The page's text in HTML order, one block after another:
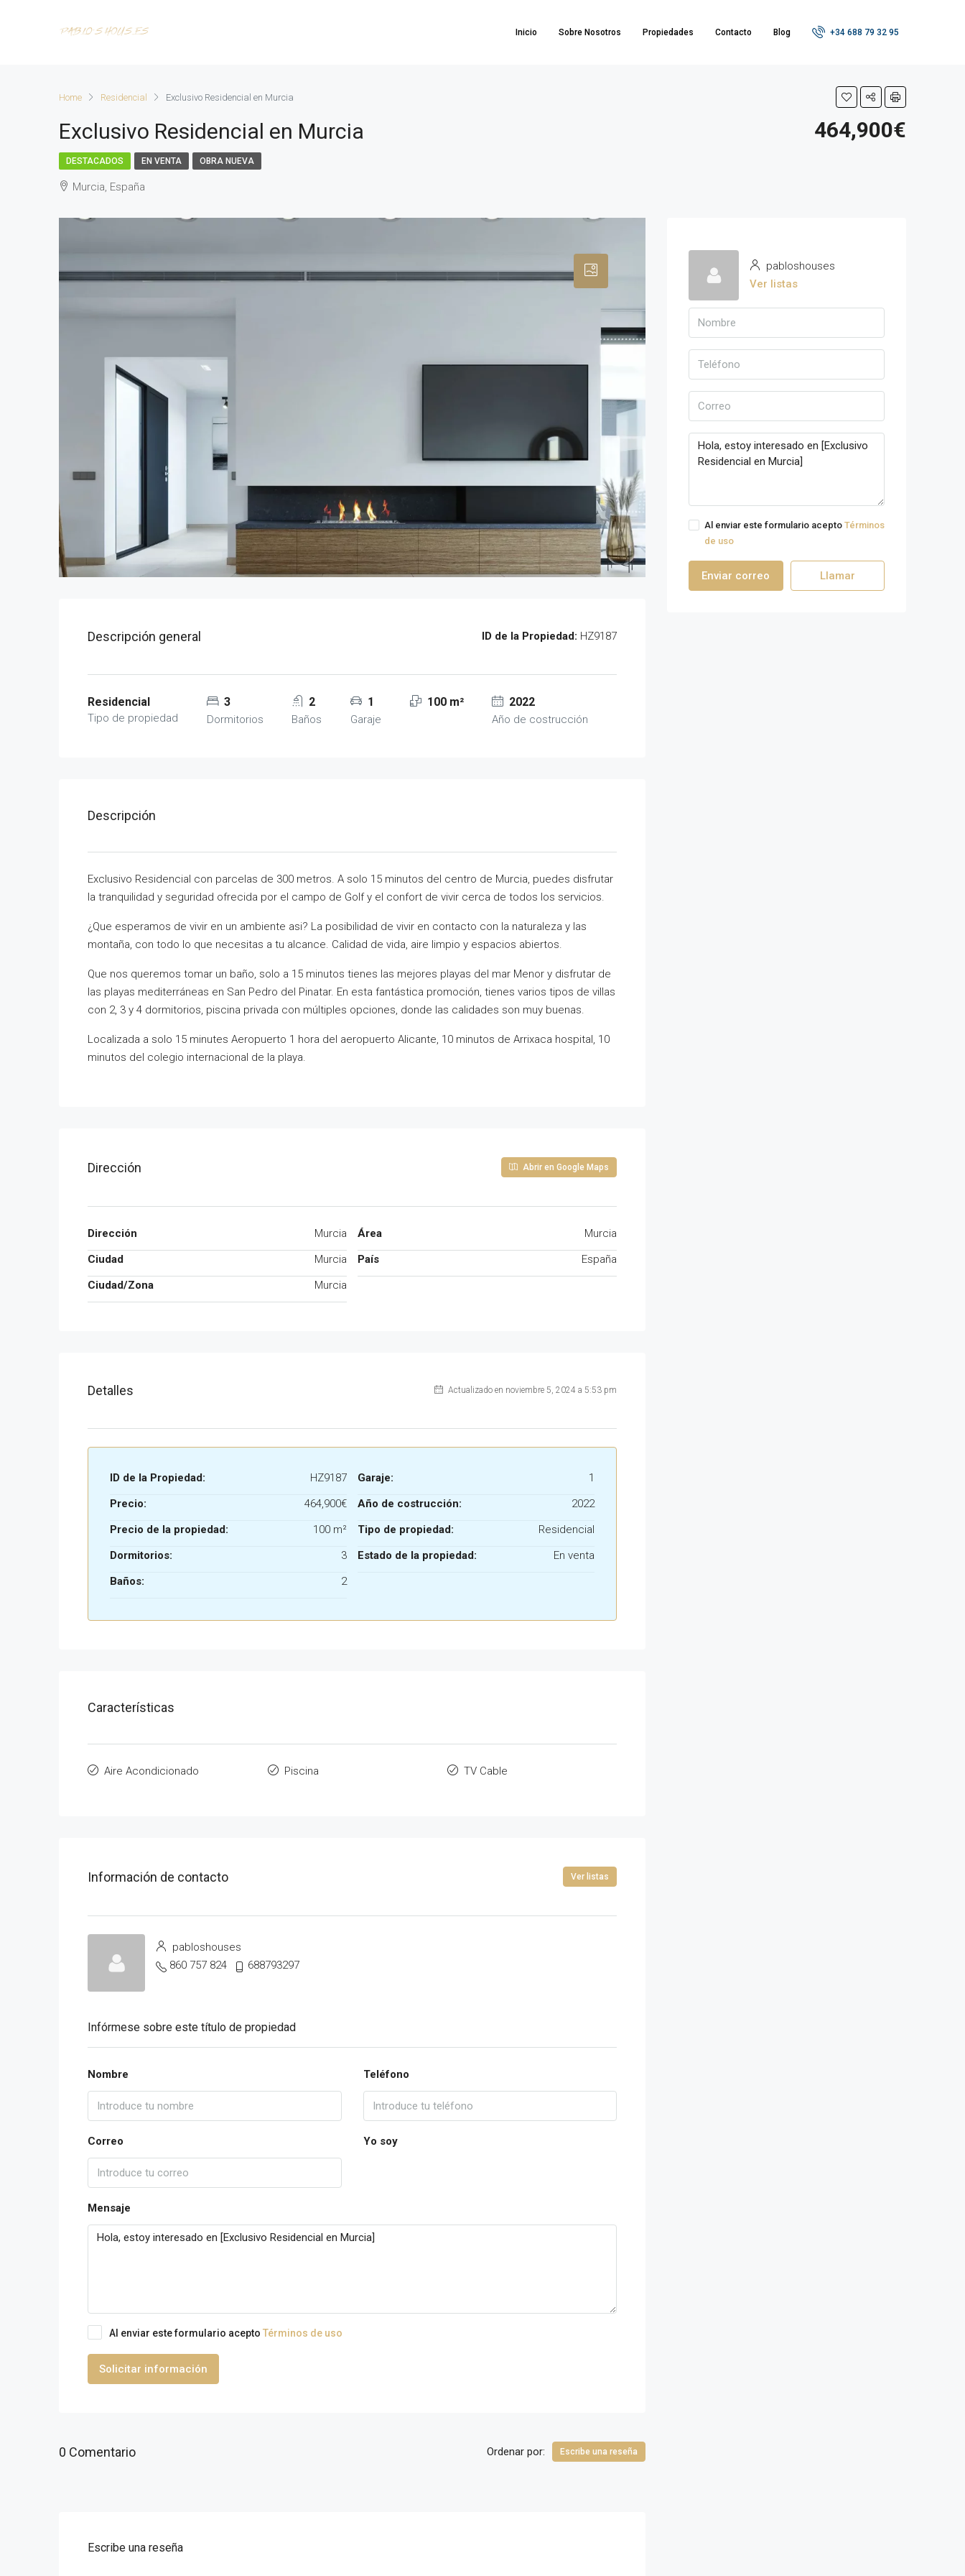
Inicio Sobre Nosotros Propiedades Contacto Blog +34 688 79 32 95
Home Residencial Exclusivo Residencial en Murcia
Exclusivo Residencial en Murcia 464,900€
DESTACADOS EN VENTA OBRA NUEVA
Murcia, España
Descripción general ID de la Propiedad: HZ9187
Residencial
Tipo de propiedad
3
Dormitorios
2
Baños
1
Garaje
100 m² 2022
Año de costrucción
Descripción
Exclusivo Residencial con parcelas de 300 metros. A solo 15 minutos del centro de Murcia, puedes disfrutar
la tranquilidad y seguridad ofrecida por el campo de Golf y el confort de vivir cerca de todos los servicios.
¿Que esperamos de vivir en un ambiente asi? La posibilidad de vivir en contacto con la naturaleza y las
montaña, con todo lo que necesitas a tu alcance. Calidad de vida, aire limpio y espacios abiertos.
Que nos queremos tomar un baño, solo a 15 minutos tienes las mejores playas del mar Menor y disfrutar de
las playas mediterráneas en San Pedro del Pinatar. En esta fantástica promoción, tienes varios tipos de villas
con 2, 3 y 4 dormitorios, piscina privada con múltiples opciones, donde las calidades son muy buenas.
Localizada a solo 15 minutes Aeropuerto 1 hora del aeropuerto Alicante, 10 minutos de Arrixaca hospital, 10
minutos del colegio internacional de la playa.
Dirección Abrir en Google Maps
Dirección
Murcia
Ciudad
Murcia
Ciudad/Zona
Murcia
Área
Murcia
País
España
Detalles Actualizado en noviembre 5, 2024 a 5:53 pm
ID de la Propiedad:
HZ9187
Precio:
464,900€
Precio de la propiedad:
100 m²
Dormitorios:
3
Baños:
2
Garaje:
1
Año de costrucción:
2022
Tipo de propiedad:
Residencial
Estado de la propiedad:
En venta
Características
Aire Acondicionado Piscina TV Cable
Información de contacto Ver listas
pabloshouses
860 757 824
688793297
Infórmese sobre este título de propiedad
Nombre Teléfono
Correo Yo soy
Mensaje
Al enviar este formulario acepto Términos de uso
Solicitar información
0 Comentario Ordenar por: Escribe una reseña
Escribe una reseña
pabloshouses
Ver listas
Al enviar este formulario acepto Términos
de uso
Enviar correo Llamar